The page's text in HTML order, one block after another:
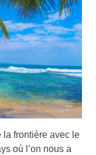
la frontière avec le
où l’on nous a